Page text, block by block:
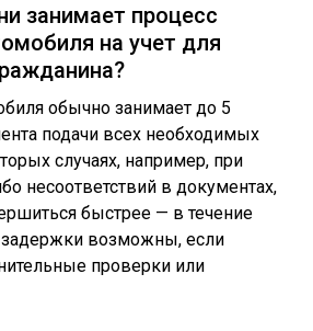
занимает процесс
на учет для
обычно занимает до 5
подачи всех необходимых
случаях, например, при
несоответствий в документах,
быстрее — в течение
задержки возможны, если
проверки или